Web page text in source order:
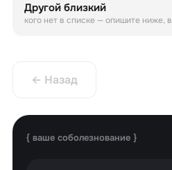
Другой близкий
кого нет в списке — опишите ниже,
← Назад
{ ваше соболезнование }